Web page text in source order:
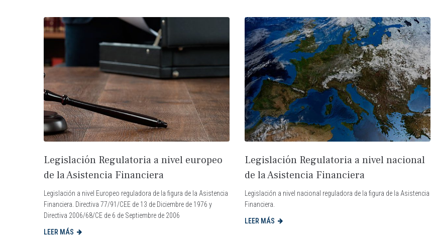
Legislación Regulatoria a nivel europeo
de la Asistencia Financiera
Legislación a nivel Europeo reguladora de la figura de la Asistencia
Financiera. Directiva 77/91/CEE de 13 de Diciembre de 1976 y
Directiva 2006/68/CE de 6 de Septiembre de 2006
LEER MÁS
Legislación Regulatoria a nivel nacional
de la Asistencia Financiera
Legislación a nivel nacional reguladora de la figura de la Asistencia
Financiera.
LEER MÁS